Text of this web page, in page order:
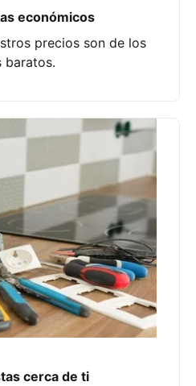
económicos
precios son de los
baratos.
cerca de ti